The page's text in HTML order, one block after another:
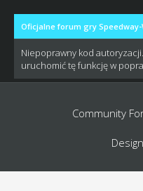
Oficjalne forum gry Speedway-
Niepoprawny kod
uruchomić tę funkcję w
Community